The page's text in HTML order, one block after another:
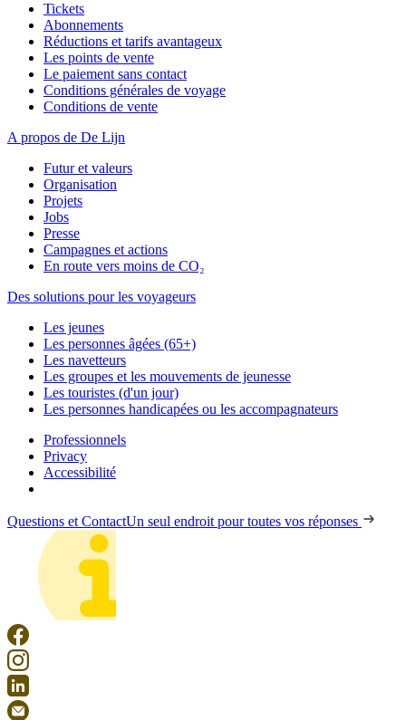
Tickets
Abonnements
Réductions et tarifs avantageux
Les points de vente
Le paiement sans contact
Conditions générales de voyage
Conditions de vente
A propos de De Lijn
Futur et valeurs
Organisation
Projets
Jobs
Presse
Campagnes et actions
En route vers moins de CO₂
Des solutions pour les voyageurs
Les jeunes
Les personnes âgées (65+)
Les navetteurs
Les groupes et les mouvements de jeunesse
Les touristes (d'un jour)
Les personnes handicapées ou les accompagnateurs
Professionnels
Privacy
Accessibilité
Questions et ContactUn seul endroit pour toutes vos réponses